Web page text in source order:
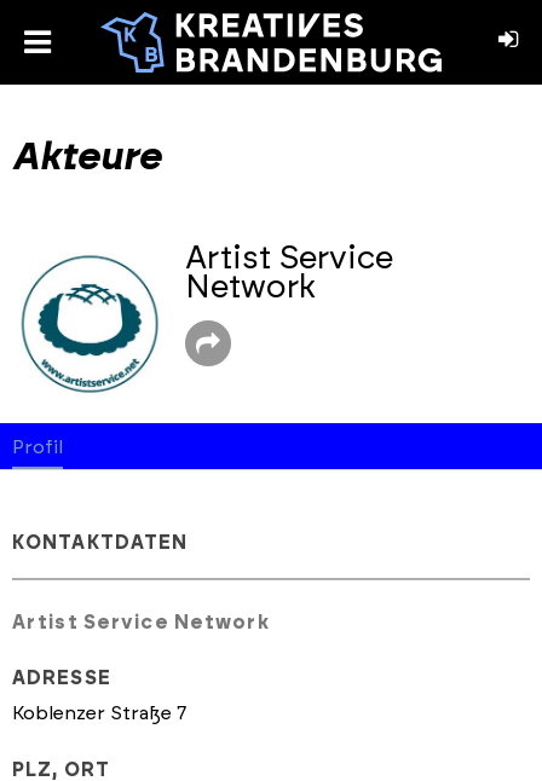
toggle
Akteure
Artist Service
Network
Profil
KONTAKTDATEN
Artist Service Network
ADRESSE
Koblenzer Straße 7
PLZ, ORT